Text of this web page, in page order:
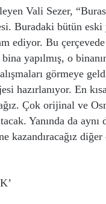
Vali Sezer,
Buradaki bütün eski
ediyor. Bu
yapılmış, o
görmeye
hazırlanıyor. En
Çok orijinal ve
Yanında da aynı
kazandıracağız